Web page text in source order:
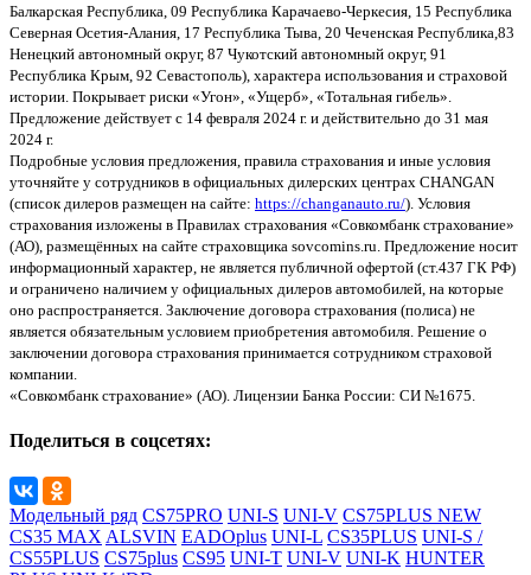
Балкарская Республика, 09 Республика Карачаево-Черкесия, 15 Республика
Северная Осетия-Алания, 17 Республика Тыва, 20 Чеченская Республика,83
Ненецкий автономный округ, 87 Чукотский автономный округ, 91
Республика Крым, 92 Севастополь), характера использования и страховой
истории. Покрывает риски «Угон», «Ущерб», «Тотальная гибель».
Предложение действует с 14 февраля 2024 г. и действительно до 31 мая
2024 г.
Подробные условия предложения, правила страхования и иные условия
уточняйте у сотрудников в официальных дилерских центрах CHANGAN
(список дилеров размещен на сайте: https://changanauto.ru/). Условия
страхования изложены в Правилах страхования «Совкомбанк страхование»
(АО), размещённых на сайте страховщика sovcomins.ru. Предложение носит
информационный характер, не является публичной офертой (ст.437 ГК РФ)
и ограничено наличием у официальных дилеров автомобилей, на которые
оно распространяется. Заключение договора страхования (полиса) не
является обязательным условием приобретения автомобиля. Решение о
заключении договора страхования принимается сотрудником страховой
компании.
«Совкомбанк страхование» (АО). Лицензии Банка России: СИ №1675.
Поделиться в соцсетях:
Модельный ряд CS75PRO UNI-S UNI-V CS75PLUS NEW
CS35 MAX ALSVIN EADOplus UNI-L CS35PLUS UNI-S /
CS55PLUS CS75plus CS95 UNI-T UNI-V UNI-K HUNTER